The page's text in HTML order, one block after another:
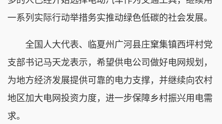
一系列实际行动举措务实推动绿色低碳的社会发展。
全国人大代表、临夏州广河县庄窠集镇西坪村党
支部书记马天龙表示，希望供电公司做好电网规划，
为地方经济发展提供可靠的电力支撑，并继续向农村
地区加大电网投资力度，进一步保障乡村振兴用电需
求。